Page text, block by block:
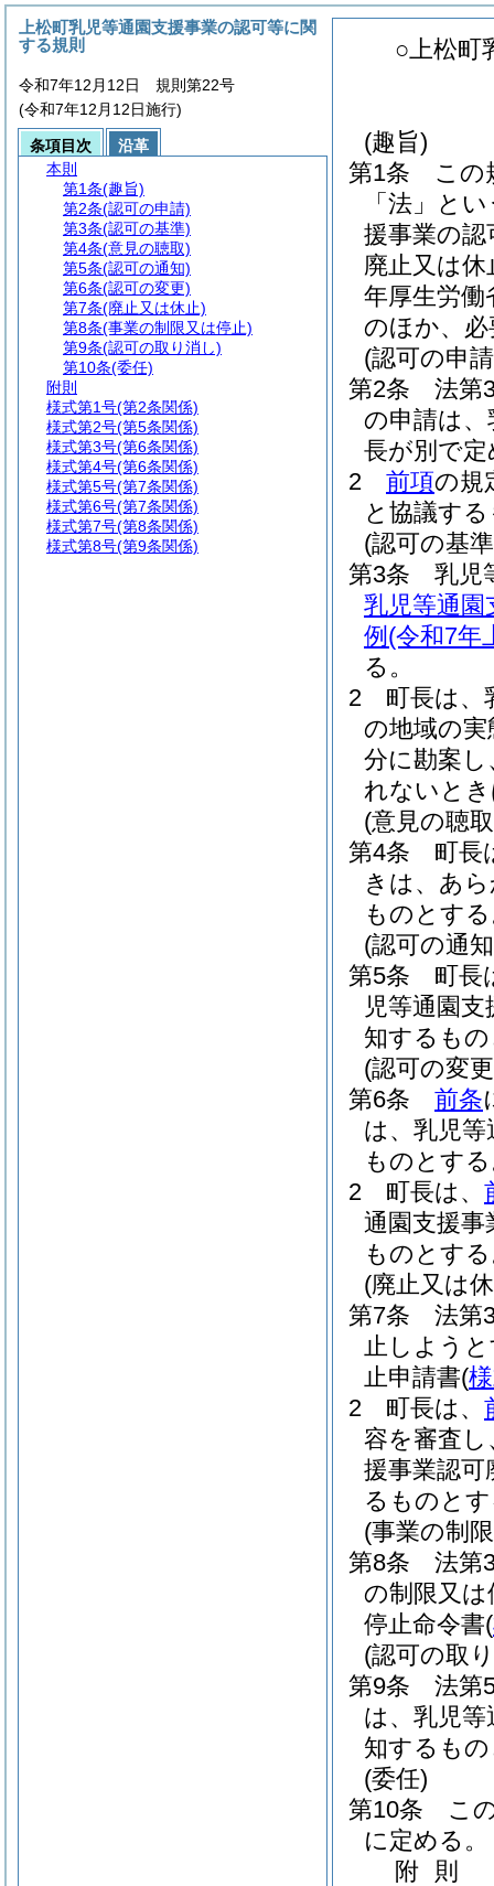
○上松町
(趣旨)
第1条
この
「法」と
援事業の認
廃止又は
年厚生労働
のほか、
(認可の申
第2条
法第
の申請は、
長が別で
2
前項の規
と協議す
(認可の基
第3条
乳児
乳児等通
例 (令和7年
る。
2
町長は、
の地域の実
分に勘案
れないと
(意見の聴
第4条
町長
きは、あ
ものとす
(認可の通
第5条
町長
児等通園
知するも
(認可の変
第6条
前条
は、乳児等
ものとす
2
町長は、
通園支援事
ものとす
(廃止又は
第7条
法第
止しよう
止申請書(
2
町長は、
容を審査
援事業認可
るものと
(事業の制
第8条
法第
の制限又
停止命令書(
(認可の取
第9条
法第
は、乳児等
知するも
(委任)
第10条
こ
に定める。
附 則
上松町乳児等通園支援事業の認可等に関
する規則
令和7年12月12日 規則第22号
(令和7年12月12日施行)
条項目次
沿革
本則
第1条(趣旨)
第2条(認可の申請)
第3条(認可の基準)
第4条(意見の聴取)
第5条(認可の通知)
第6条(認可の変更)
第7条(廃止又は休止)
第8条(事業の制限又は停止)
第9条(認可の取り消し)
第10条(委任)
附則
様式第1号(第2条関係)
様式第2号(第5条関係)
様式第3号(第6条関係)
様式第4号(第6条関係)
様式第5号(第7条関係)
様式第6号(第7条関係)
様式第7号(第8条関係)
様式第8号(第9条関係)